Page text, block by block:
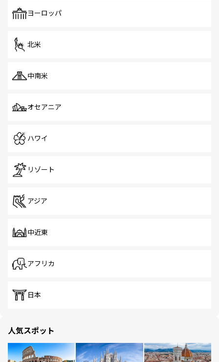
で、ホーカーズは地元の風情を楽しめる外せないスポット
ヨーロッパ
北米
中南米
オセアニア
ハワイ
リゾート
アジア
中近東
アフリカ
日本
人気スポット